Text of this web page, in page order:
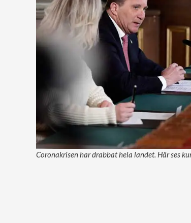
Coronakrisen har drabbat hela landet. Här ses